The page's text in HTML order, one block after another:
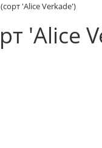
'Alice Verkade')
'Alice